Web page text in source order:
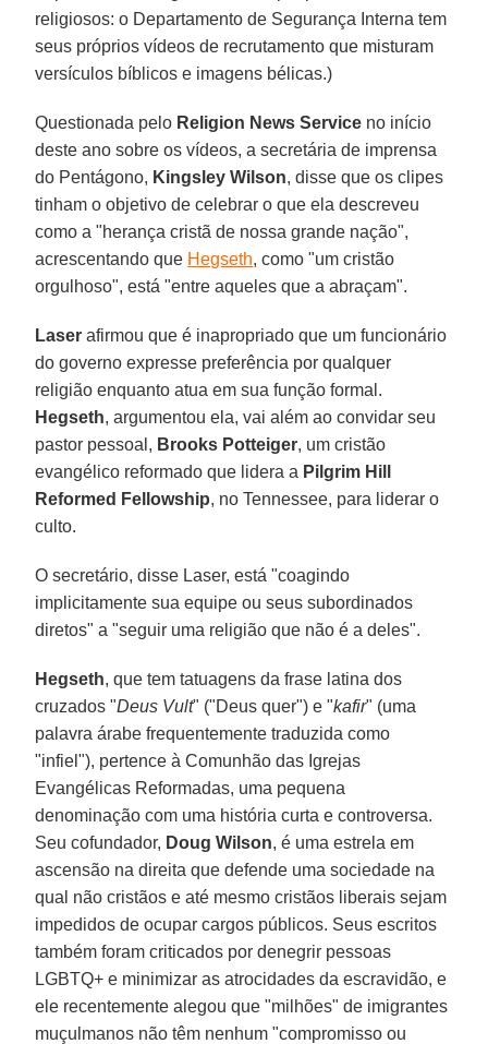
religiosos: o Departamento de Segurança Interna tem
seus próprios vídeos de recrutamento que misturam
versículos bíblicos e imagens bélicas.)
Questionada pelo Religion News Service no início
deste ano sobre os vídeos, a secretária de imprensa
do Pentágono, Kingsley Wilson, disse que os clipes
tinham o objetivo de celebrar o que ela descreveu
como a "herança cristã de nossa grande nação",
acrescentando que Hegseth, como "um cristão
orgulhoso", está "entre aqueles que a abraçam".
Laser afirmou que é inapropriado que um funcionário
do governo expresse preferência por qualquer
religião enquanto atua em sua função formal.
Hegseth, argumentou ela, vai além ao convidar seu
pastor pessoal, Brooks Potteiger, um cristão
evangélico reformado que lidera a Pilgrim Hill
Reformed Fellowship, no Tennessee, para liderar o
culto.
O secretário, disse Laser, está "coagindo
implicitamente sua equipe ou seus subordinados
diretos" a "seguir uma religião que não é a deles".
Hegseth, que tem tatuagens da frase latina dos
cruzados "Deus Vult" ("Deus quer") e "kafir" (uma
palavra árabe frequentemente traduzida como
"infiel"), pertence à Comunhão das Igrejas
Evangélicas Reformadas, uma pequena
denominação com uma história curta e controversa.
Seu cofundador, Doug Wilson, é uma estrela em
ascensão na direita que defende uma sociedade na
qual não cristãos e até mesmo cristãos liberais sejam
impedidos de ocupar cargos públicos. Seus escritos
também foram criticados por denegrir pessoas
LGBTQ+ e minimizar as atrocidades da escravidão, e
ele recentemente alegou que "milhões" de imigrantes
muçulmanos não têm nenhum "compromisso ou